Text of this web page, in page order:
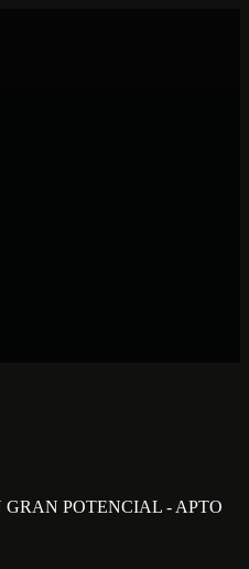
GRAN POTENCIAL - APTO